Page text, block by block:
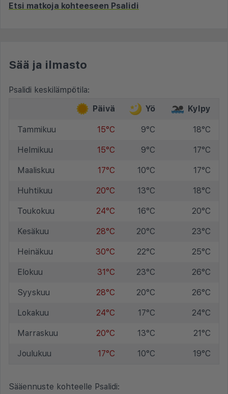
Etsi matkoja kohteeseen Psalidi
Sää ja ilmasto
Psalidi keskilämpötila:
Päivä
Yö Kylpy
Tammikuu 15°C 9°C 18°C
Helmikuu 15°C 9°C 17°C
Maaliskuu 17°C 10°C 17°C
Huhtikuu 20°C 13°C 18°C
Toukokuu 24°C 16°C 20°C
Kesäkuu 28°C 20°C 23°C
Heinäkuu 30°C 22°C 25°C
Elokuu 31°C 23°C 26°C
Syyskuu 28°C 20°C 26°C
Lokakuu 24°C 17°C 24°C
Marraskuu 20°C 13°C 21°C
Joulukuu 17°C 10°C 19°C
Sääennuste kohteelle Psalidi: